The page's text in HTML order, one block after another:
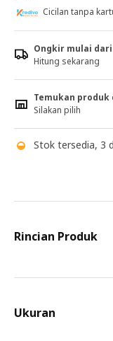
Cicilan tanpa
Ongkir mulai dari
Hitung sekarang
Temukan produk
Silakan pilih
Stok tersedia, 3
Rincian Produk
Ukuran